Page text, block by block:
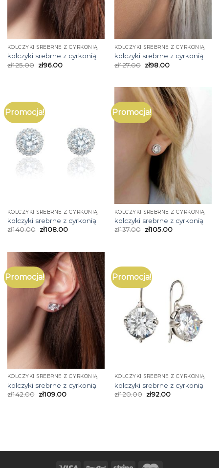
KOLCZYKI SREBRNE Z CYRKONIĄ
kolczyki srebrne z cyrkonią
zł125.00 zł96.00
KOLCZYKI SREBRNE Z CYRKONIĄ
kolczyki srebrne z cyrkonią
zł127.00 zł98.00
Promocja!
KOLCZYKI SREBRNE Z CYRKONIĄ
kolczyki srebrne z cyrkonią
zł140.00 zł108.00
Promocja!
KOLCZYKI SREBRNE Z CYRKONIĄ
kolczyki srebrne z cyrkonią
zł137.00 zł105.00
Promocja!
KOLCZYKI SREBRNE Z CYRKONIĄ
kolczyki srebrne z cyrkonią
zł142.00 zł109.00
Promocja!
KOLCZYKI SREBRNE Z CYRKONIĄ
kolczyki srebrne z cyrkonią
zł120.00 zł92.00